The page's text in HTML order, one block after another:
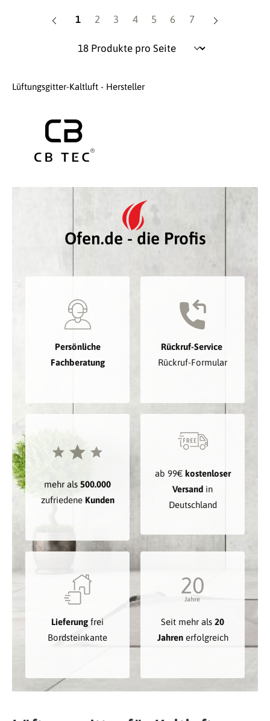
Seite
1 Seite
2 Seite
3 Seite
4 Seite
5 Seite
6 Seite
7
Lüftungsgitter-Kaltluft - Hersteller
Ofen.de - die Profis
Persönliche
Fachberatung
Rückruf-Service
Rückruf-Formular
mehr als 500.000
zufriedene Kunden
ab 99€ kostenloser
Versand in
Deutschland
Lieferung frei
Bordsteinkante
Seit mehr als 20
Jahrenerfolgreich